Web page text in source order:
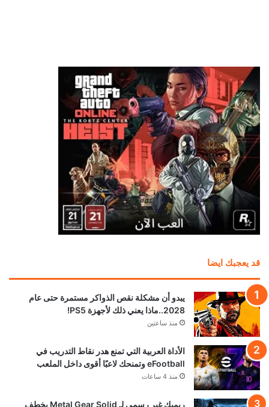
قد يعجبك ايضا
يبدو أن مشكلة نقص الذواكر مستمرة حتى عام
2028..ماذا يعني ذلك لأجهزة PS5!
منذ ساعتين
الأداة العربية التي تمنع هدر نقاط التدريب في
eFootball وتمنحك لاعبًا أقوى داخل الملعب
منذ 4 ساعات
ريميك غير رسمي لـ Metal Gear Solid يخطف